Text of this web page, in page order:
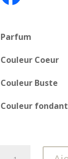
Parfum
Couleur Coeur
Couleur Buste
Couleur